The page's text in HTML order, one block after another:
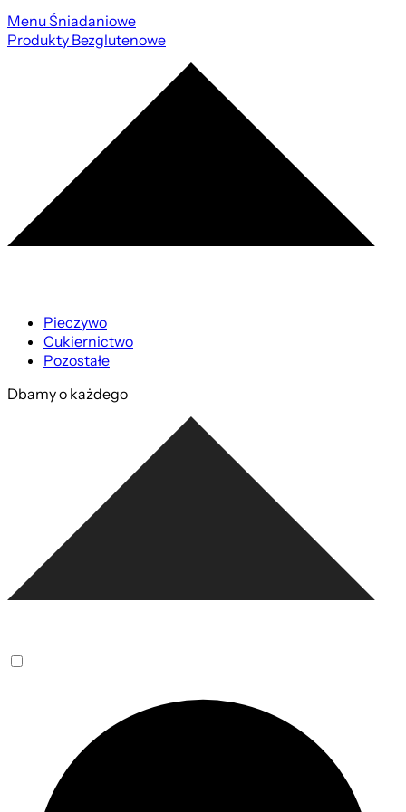
Menu Śniadaniowe
Produkty Bezglutenowe
Pieczywo
Cukiernictwo
Pozostałe
Dbamy o każdego